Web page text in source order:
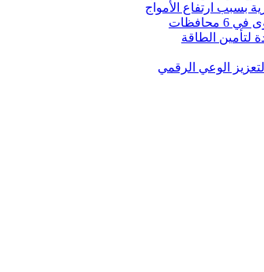
بسبب ارتفاع الأمواج
لتأمين الطاقة
الوعي الرقمي